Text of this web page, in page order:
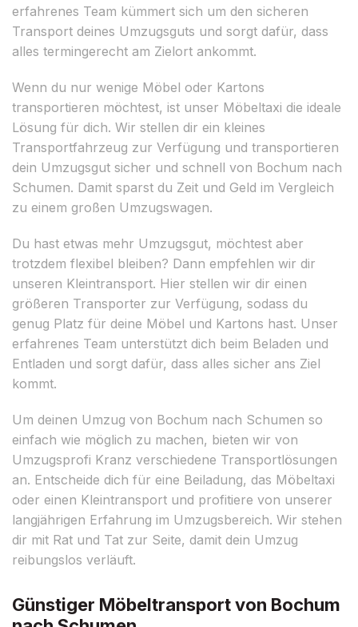
erfahrenes Team kümmert sich um den sicheren
Transport deines Umzugsguts und sorgt dafür, dass
alles termingerecht am Zielort ankommt.
Wenn du nur wenige Möbel oder Kartons
transportieren möchtest, ist unser Möbeltaxi die ideale
Lösung für dich. Wir stellen dir ein kleines
Transportfahrzeug zur Verfügung und transportieren
dein Umzugsgut sicher und schnell von Bochum nach
Schumen. Damit sparst du Zeit und Geld im Vergleich
zu einem großen Umzugswagen.
Du hast etwas mehr Umzugsgut, möchtest aber
trotzdem flexibel bleiben? Dann empfehlen wir dir
unseren Kleintransport. Hier stellen wir dir einen
größeren Transporter zur Verfügung, sodass du
genug Platz für deine Möbel und Kartons hast. Unser
erfahrenes Team unterstützt dich beim Beladen und
Entladen und sorgt dafür, dass alles sicher ans Ziel
kommt.
Um deinen Umzug von Bochum nach Schumen so
einfach wie möglich zu machen, bieten wir von
Umzugsprofi Kranz verschiedene Transportlösungen
an. Entscheide dich für eine Beiladung, das Möbeltaxi
oder einen Kleintransport und profitiere von unserer
langjährigen Erfahrung im Umzugsbereich. Wir stehen
dir mit Rat und Tat zur Seite, damit dein Umzug
reibungslos verläuft.
Günstiger Möbeltransport von Bochum